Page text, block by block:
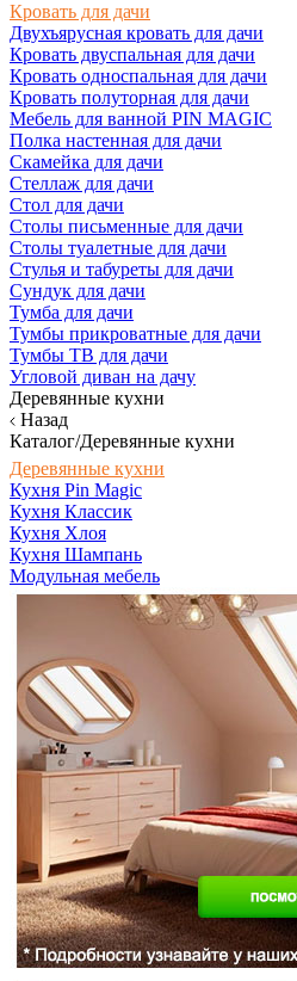
Кровать для дачи
Двухъярусная кровать для дачи
Кровать двуспальная для дачи
Кровать односпальная для дачи
Кровать полуторная для дачи
Мебель для ванной PIN MAGIC
Полка настенная для дачи
Скамейка для дачи
Стеллаж для дачи
Стол для дачи
Столы письменные для дачи
Столы туалетные для дачи
Стулья и табуреты для дачи
Сундук для дачи
Тумба для дачи
Тумбы прикроватные для дачи
Тумбы ТВ для дачи
Угловой диван на дачу
Деревянные кухни
Назад
Каталог/Деревянные кухни
Деревянные кухни
Кухня Pin Magic
Кухня Классик
Кухня Хлоя
Кухня Шампань
Модульная мебель